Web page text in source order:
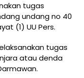
tugas
undang no 40
(1) UU Pers.
tugas
atau denda